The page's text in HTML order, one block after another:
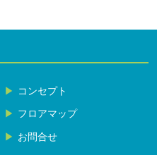
コンセプト
フロアマップ
お問合せ